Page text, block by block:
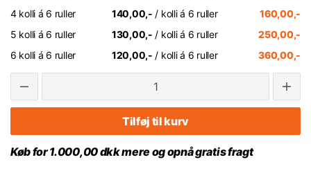
4 kolli á 6 ruller
140,00,- / kolli á 6 ruller
160,00,-
5 kolli á 6 ruller
130,00,- / kolli á 6 ruller
250,00,-
6 kolli á 6 ruller
120,00,- / kolli á 6 ruller 360,00,-
Tilføj til kurv
Køb for 1.000,00 dkk mere og opnå gratis fragt